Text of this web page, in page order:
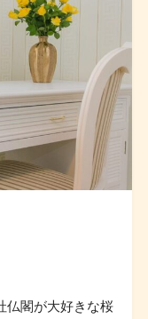
仏閣が大好きな桜